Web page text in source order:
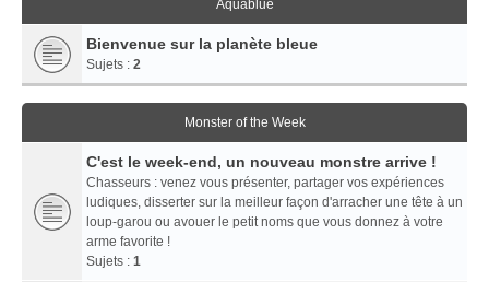
Aquablue
Bienvenue sur la planète bleue
Sujets : 2
Monster of the Week
C'est le week-end, un nouveau monstre arrive !
Chasseurs : venez vous présenter, partager vos expériences
ludiques, disserter sur la meilleur façon d'arracher une tête à un
loup-garou ou avouer le petit noms que vous donnez à votre
arme favorite !
Sujets : 1